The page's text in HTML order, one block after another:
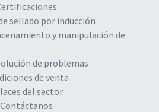
sellado por inducción
y manipulación de
de problemas
de venta
del sector
Contáctanos